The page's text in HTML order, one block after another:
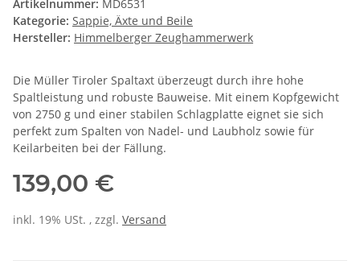
Artikelnummer: MD6531
Kategorie: Sappie, Äxte und Beile
Hersteller: Himmelberger Zeughammerwerk
Die Müller Tiroler Spaltaxt überzeugt durch ihre hohe
Spaltleistung und robuste Bauweise. Mit einem Kopfgewicht
von 2750 g und einer stabilen Schlagplatte eignet sie sich
perfekt zum Spalten von Nadel- und Laubholz sowie für
Keilarbeiten bei der Fällung.
139,00 €
inkl. 19% USt. , zzgl. Versand